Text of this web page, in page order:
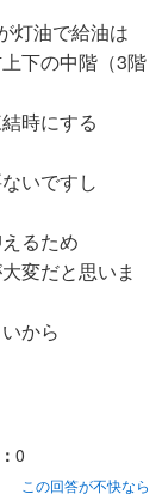
灯油で給油は
下の中階（3階
時にする
いですし
るため
変だと思いま
から
0
この回答が不快なら